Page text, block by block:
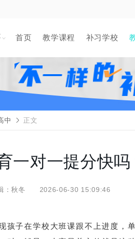
首页 教学课程 补习学校
中 正文
一对一提分快
：秋冬 2026-06-30 15:09:46
子在学校大班课跟不上进度，